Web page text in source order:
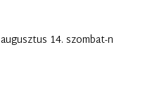
14. szombat-n